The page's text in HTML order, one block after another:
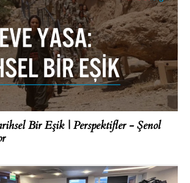
Bir Eşik | Perspektifler - Şenol